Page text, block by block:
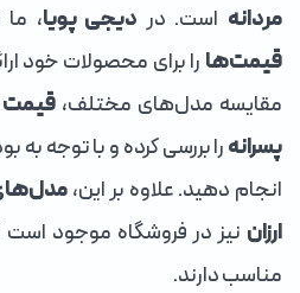
مردانه است. در دیجی پویا، ما
قیمت‌ها را برای محصولات خود
مقایسه مدل‌های مختلف،قیمت
پسرانهرا بررسی کرده و با توجه به
انجام دهید. علاوه بر این،
ارزان نیز در فروشگاه موجود
مناسب دارند.